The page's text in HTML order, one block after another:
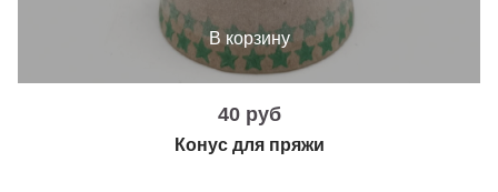
В корзину
40 руб
Конус для пряжи